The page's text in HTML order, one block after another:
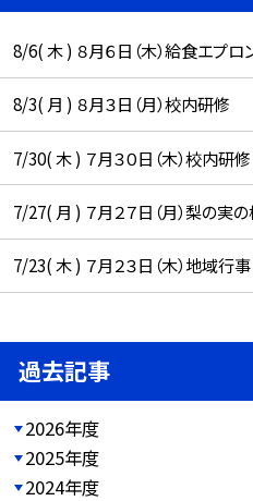
8/6( 木 ) ８月６日（木）給食エプロ
8/3( 月 ) ８月３日（月）校内研修
7/30( 木 ) ７月３０日（木）校内研修
7/27( 月 ) ７月２７日（月）梨の実
7/23( 木 ) ７月２３日（木）地域
過去記事
2026年度
2025年度
2024年度